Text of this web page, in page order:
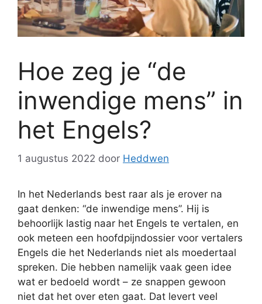
Hoe zeg je “de
inwendige mens” in
het Engels?
1 augustus 2022 door Heddwen
In het Nederlands best raar als je erover na
gaat denken: “de inwendige mens”. Hij is
behoorlijk lastig naar het Engels te vertalen, en
ook meteen een hoofdpijndossier voor vertalers
Engels die het Nederlands niet als moedertaal
spreken. Die hebben namelijk vaak geen idee
wat er bedoeld wordt – ze snappen gewoon
niet dat het over eten gaat. Dat levert veel